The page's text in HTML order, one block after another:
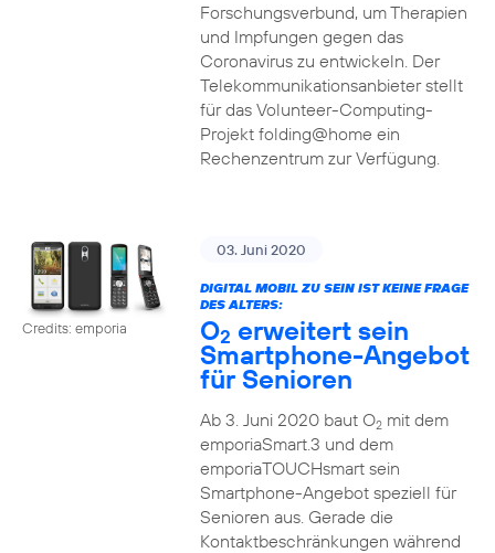
Forschungsverbund, um Therapien
und Impfungen gegen das
Coronavirus zu entwickeln. Der
Telekommunikationsanbieter stellt
für das Volunteer-Computing-
Projekt folding@home ein
Rechenzentrum zur Verfügung.
Credits: emporia
03. Juni 2020
DIGITAL MOBIL ZU SEIN IST KEINE FRAGE
DES ALTERS:
O2 erweitert sein
Smartphone-Angebot
für Senioren
Ab 3. Juni 2020 baut O2mit dem
emporiaSmart.3 und dem
emporiaTOUCHsmart sein
Smartphone-Angebot speziell für
Senioren aus. Gerade die
Kontaktbeschränkungen während